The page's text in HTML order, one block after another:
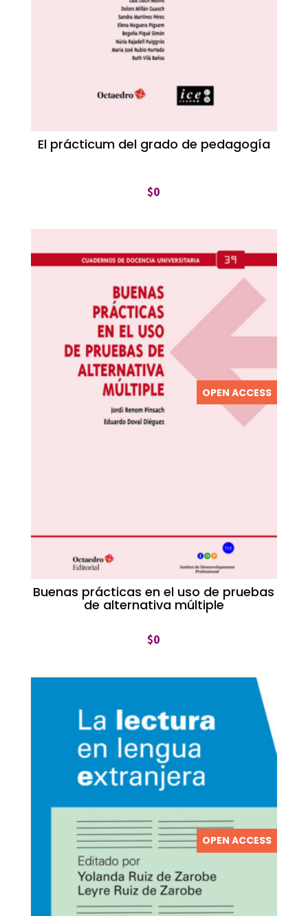
El prácticum del grado de pedagogía
$0
OPEN ACCESS
Buenas prácticas en el uso de pruebas
de alternativa múltiple
$0
OPEN ACCESS